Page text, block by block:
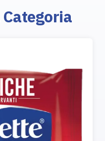
Categoria